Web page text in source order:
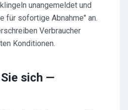
unangemeldet und
für sofortige Abnahme" an.
Verbraucher
Konditionen.
sich —